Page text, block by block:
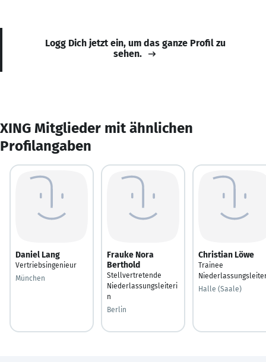
Logg Dich jetzt ein, um das ganze Profil zu
sehen.
XING Mitglieder mit ähnlichen
Profilangaben
Daniel Lang
Vertriebsingenieur
München
Frauke Nora
Berthold
Stellvertretende
Niederlassungsleiteri
n
Berlin
Christian Löwe
Trainee
Halle (Saale)